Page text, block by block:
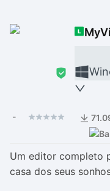
-
Um editor completo
casa dos seus